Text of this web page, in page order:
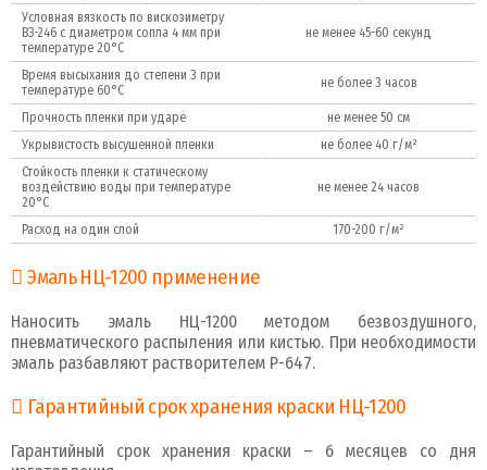
Условная вязкость по вискозиметру
ВЗ-246 с диаметром сопла 4 мм при
температуре 20°C
не менее 45-60 секунд
Время высыхания до степени 3 при
температуре 60°C
не более 3 часов
Прочность пленки при ударе
не менее 50 см
Укрывистость высушенной пленки
не более 40 г/м²
Стойкость пленки к статическому
воздействию воды при температуре
20°C
не менее 24 часов
Расход на один слой 170-200 г/м²
Эмаль НЦ-1200 применение
Наносить эмаль НЦ-1200 методом безвоздушного,
пневматического распыления или кистью. При необходимости
эмаль разбавляют растворителем Р-647.
Гарантийный срок хранения краски НЦ-1200
Гарантийный срок хранения краски – 6 месяцев со дня